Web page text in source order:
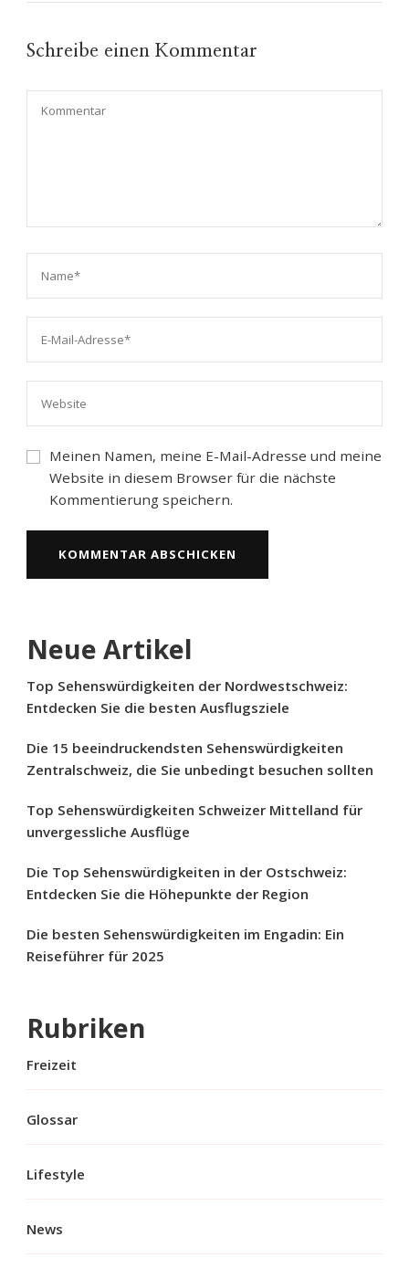
Schreibe einen Kommentar
Meinen Namen, meine E-Mail-Adresse und meine
Website in diesem Browser für die nächste
Kommentierung speichern.
Neue Artikel
Top Sehenswürdigkeiten der Nordwestschweiz:
Entdecken Sie die besten Ausflugsziele
Die 15 beeindruckendsten Sehenswürdigkeiten
Zentralschweiz, die Sie unbedingt besuchen sollten
Top Sehenswürdigkeiten Schweizer Mittelland für
unvergessliche Ausflüge
Die Top Sehenswürdigkeiten in der Ostschweiz:
Entdecken Sie die Höhepunkte der Region
Die besten Sehenswürdigkeiten im Engadin: Ein
Reiseführer für 2025
Rubriken
Freizeit
Glossar
Lifestyle
News